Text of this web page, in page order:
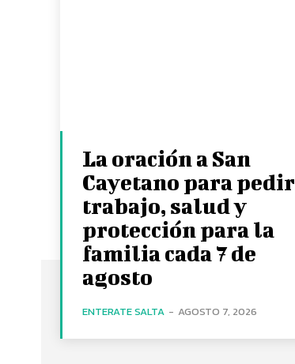
La oración a San
Cayetano para pedir
trabajo, salud y
protección para la
familia cada 7 de
agosto
ENTERATE SALTA - AGOSTO 7, 2026